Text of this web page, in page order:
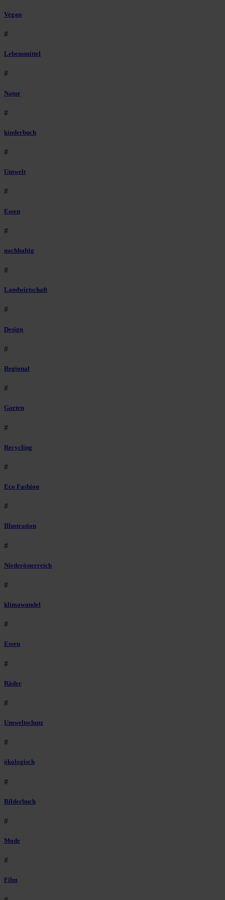
Vegan
#
Lebensmittel
#
Natur
#
kinderbuch
#
Umwelt
#
Essen
#
nachhaltig
#
Landwirtschaft
#
Design
#
Regional
#
Garten
#
Recycling
#
Eco Fashion
#
Illustration
#
Niederösterreich
#
klimawandel
#
Essen
#
Räder
#
Umweltschutz
#
ökologisch
#
Bilderbuch
#
Mode
#
Film